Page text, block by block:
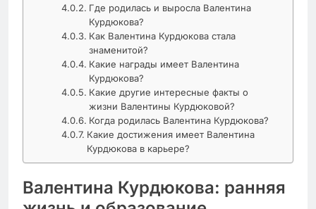
Где родилась и выросла Валентина
Курдюкова?
Как Валентина Курдюкова стала
знаменитой?
Какие награды имеет Валентина
Курдюкова?
Какие другие интересные факты о
жизни Валентины Курдюковой?
Когда родилась Валентина Курдюкова?
Какие достижения имеет Валентина
Курдюкова в карьере?
Валентина Курдюкова: ранняя